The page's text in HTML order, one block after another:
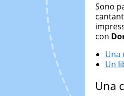
Sono
con
Una
Un
Una